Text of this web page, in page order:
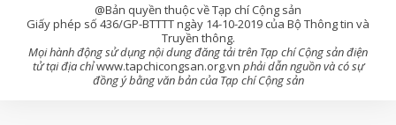
@Bản quyền thuộc về Tạp chí Cộng sản
Giấy phép số 436/GP-BTTTT ngày 14-10-2019 của Bộ Thông tin và
Truyền thông.
Mọi hành động sử dụng nội dung đăng tải trên Tạp chí Cộng sản điện
tử tại địa chỉwww.tapchicongsan.org.vn phải dẫn nguồn và có sự
đồng ý bằng văn bản của Tạp chí Cộng sản